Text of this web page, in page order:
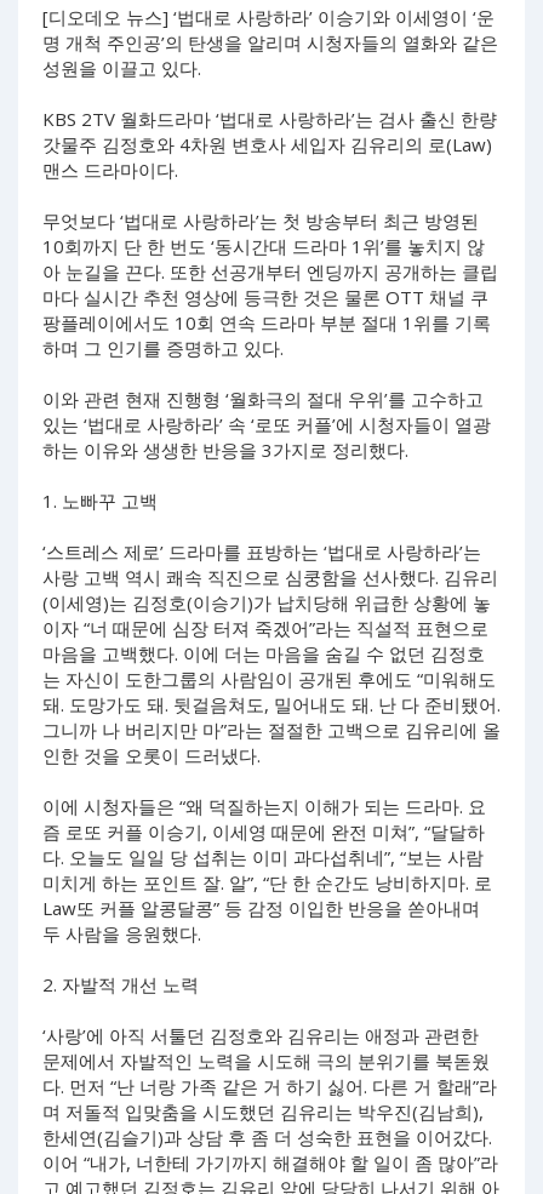
[디오데오 뉴스] ‘법대로 사랑하라’ 이승기와 이세영이 ‘운
명 개척 주인공’의 탄생을 알리며 시청자들의 열화와 같은
성원을 이끌고 있다.
KBS 2TV 월화드라마 ‘법대로 사랑하라’는 검사 출신 한량
갓물주 김정호와 4차원 변호사 세입자 김유리의 로(Law)
맨스 드라마이다.
무엇보다 ‘법대로 사랑하라’는 첫 방송부터 최근 방영된
10회까지 단 한 번도 ‘동시간대 드라마 1위’를 놓치지 않
아 눈길을 끈다. 또한 선공개부터 엔딩까지 공개하는 클립
마다 실시간 추천 영상에 등극한 것은 물론 OTT 채널 쿠
팡플레이에서도 10회 연속 드라마 부분 절대 1위를 기록
하며 그 인기를 증명하고 있다.
이와 관련 현재 진행형 ‘월화극의 절대 우위’를 고수하고
있는 ‘법대로 사랑하라’ 속 ‘로또 커플’에 시청자들이 열광
하는 이유와 생생한 반응을 3가지로 정리했다.
1. 노빠꾸 고백
‘스트레스 제로’ 드라마를 표방하는 ‘법대로 사랑하라’는
사랑 고백 역시 쾌속 직진으로 심쿵함을 선사했다. 김유리
(이세영)는 김정호(이승기)가 납치당해 위급한 상황에 놓
이자 “너 때문에 심장 터져 죽겠어”라는 직설적 표현으로
마음을 고백했다. 이에 더는 마음을 숨길 수 없던 김정호
는 자신이 도한그룹의 사람임이 공개된 후에도 “미워해도
돼. 도망가도 돼. 뒷걸음쳐도, 밀어내도 돼. 난 다 준비됐어.
그니까 나 버리지만 마”라는 절절한 고백으로 김유리에 올
인한 것을 오롯이 드러냈다.
이에 시청자들은 “왜 덕질하는지 이해가 되는 드라마. 요
즘 로또 커플 이승기, 이세영 때문에 완전 미쳐”, “달달하
다. 오늘도 일일 당 섭취는 이미 과다섭취네”, “보는 사람
미치게 하는 포인트 잘. 알”, “단 한 순간도 낭비하지마. 로
Law또 커플 알콩달콩” 등 감정 이입한 반응을 쏟아내며
두 사람을 응원했다.
2. 자발적 개선 노력
‘사랑’에 아직 서툴던 김정호와 김유리는 애정과 관련한
문제에서 자발적인 노력을 시도해 극의 분위기를 북돋웠
다. 먼저 “난 너랑 가족 같은 거 하기 싫어. 다른 거 할래”라
며 저돌적 입맞춤을 시도했던 김유리는 박우진(김남희),
한세연(김슬기)과 상담 후 좀 더 성숙한 표현을 이어갔다.
이어 “내가, 너한테 가기까지 해결해야 할 일이 좀 많아”라
고 예고했던 김정호는 김유리 앞에 당당히 나서기 위해 아